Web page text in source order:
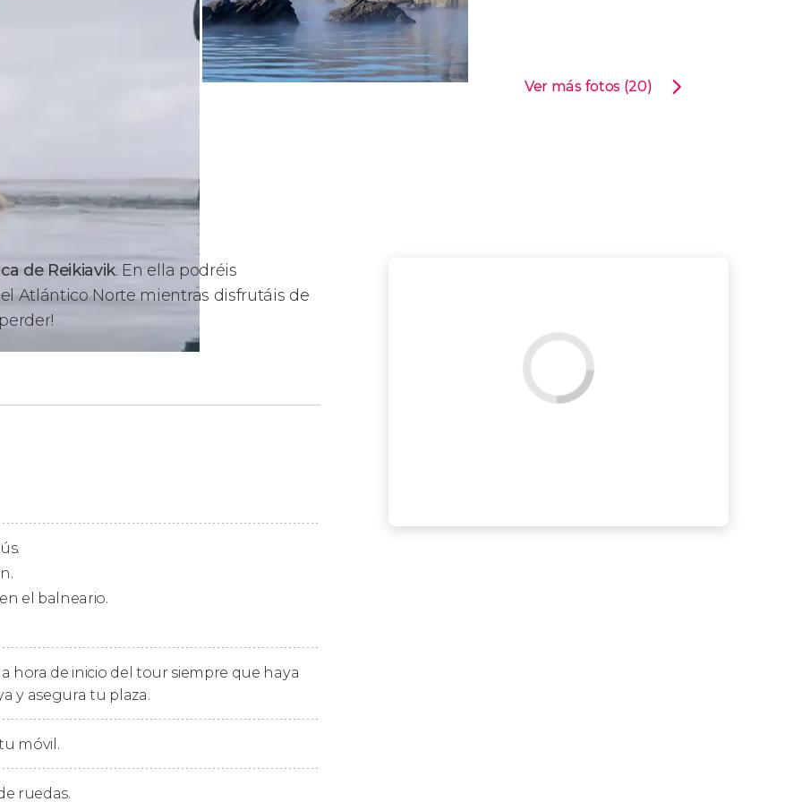
Ver más fotos (20)
de Reikiavik. En ella podréis
Atlántico Norte mientras disfrutáis de
de Sky Lagoon y disfrutar de una
impresionantes
las luces de la aurora boreal
aprovechar losbeneficios del ritual
relajarse y conectar con la madre
de regreso a Reikiavik.
el balneario.
hora de inicio del tour siempre que haya
y asegura tu plaza.
móvil.
ruedas.